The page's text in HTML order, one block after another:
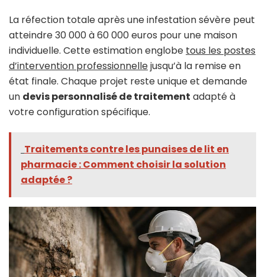
La réfection totale après une infestation sévère peut
atteindre 30 000 à 60 000 euros pour une maison
individuelle. Cette estimation englobe tous les postes
d’intervention professionnellejusqu’à la remise en
état finale. Chaque projet reste unique et demande
un devis personnalisé de traitement adapté à
votre configuration spécifique.
Traitements contre les punaises de lit en
pharmacie : Comment choisir la solution
adaptée ?